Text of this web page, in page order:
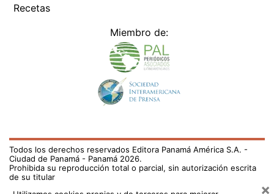
Recetas
Miembro de:
Todos los derechos reservados Editora Panamá América S.A. -
Ciudad de Panamá - Panamá 2026.
Prohibida su reproducción total o parcial, sin autorización escrita
de su titular
×